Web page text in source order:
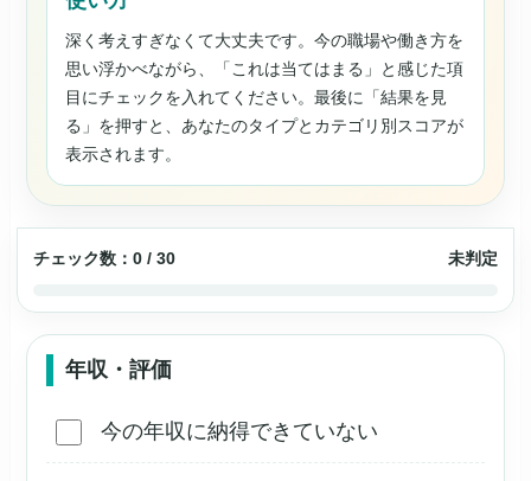
深く考えすぎなくて大丈夫です。今の職場や働き方を
思い浮かべながら、「これは当てはまる」と感じた項
目にチェックを入れてください。最後に「結果を見
る」を押すと、あなたのタイプとカテゴリ別スコアが
表示されます。
チェック数：0 / 30 未判定
年収・評価
今の年収に納得できていない